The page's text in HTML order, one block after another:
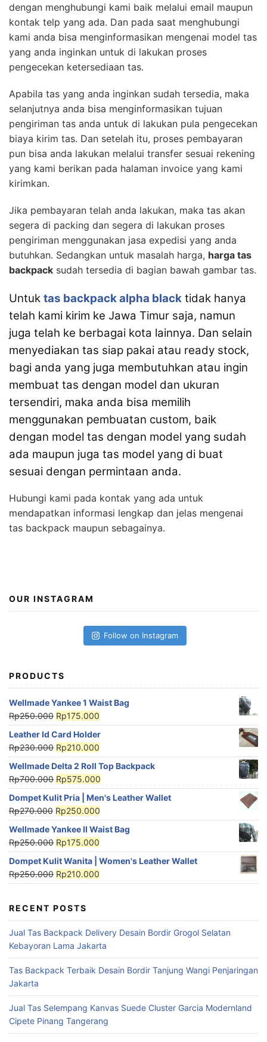
dengan menghubungi kami baik melalui email maupun
kontak telp yang ada. Dan pada saat menghubungi
kami anda bisa menginformasikan mengenai model tas
yang anda inginkan untuk di lakukan proses
pengecekan ketersediaan tas.
Apabila tas yang anda inginkan sudah tersedia, maka
selanjutnya anda bisa menginformasikan tujuan
pengiriman tas anda untuk di lakukan pula pengecekan
biaya kirim tas. Dan setelah itu, proses pembayaran
pun bisa anda lakukan melalui transfer sesuai rekening
yang kami berikan pada halaman invoice yang kami
kirimkan.
Jika pembayaran telah anda lakukan, maka tas akan
segera di packing dan segera di lakukan proses
pengiriman menggunakan jasa expedisi yang anda
butuhkan. Sedangkan untuk masalah harga, harga tas
backpack sudah tersedia di bagian bawah gambar tas.
Untuk tas backpack alpha black tidak hanya
telah kami kirim ke Jawa Timur saja, namun
juga telah ke berbagai kota lainnya. Dan selain
menyediakan tas siap pakai atau ready stock,
bagi anda yang juga membutuhkan atau ingin
membuat tas dengan model dan ukuran
tersendiri, maka anda bisa memilih
menggunakan pembuatan custom, baik
dengan model tas dengan model yang sudah
ada maupun juga tas model yang di buat
sesuai dengan permintaan anda.
Hubungi kami pada kontak yang ada untuk
mendapatkan informasi lengkap dan jelas mengenai
tas backpack maupun sebagainya.
OUR INSTAGRAM
Follow on Instagram
PRODUCTS
Wellmade Yankee 1 Waist Bag
Rp250.000 Rp175.000
Leather Id Card Holder
Rp230.000 Rp210.000
Wellmade Delta 2 Roll Top Backpack
Rp700.000 Rp575.000
Dompet Kulit Pria | Men's Leather Wallet
Rp270.000 Rp250.000
Wellmade Yankee II Waist Bag
Rp250.000 Rp175.000
Dompet Kulit Wanita | Women's Leather Wallet
Rp250.000 Rp210.000
RECENT POSTS
Jual Tas Backpack Delivery Desain Bordir Grogol Selatan
Kebayoran Lama Jakarta
Tas Backpack Terbaik Desain Bordir Tanjung Wangi Penjaringan
Jakarta
Jual Tas Selempang Kanvas Suede Cluster Garcia Modernland
Cipete Pinang Tangerang